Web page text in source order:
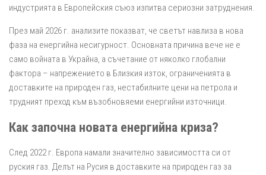
индустрията в Европейския съюз изпитва сериозни затруднения.
През май 2026 г. анализите показват, че светът навлиза в нова
фаза на енергийна несигурност. Основната причина вече не е
само войната в Украйна, а съчетание от няколко глобални
фактора – напрежението в Близкия изток, ограниченията в
доставките на природен газ, нестабилните цени на петрола и
трудният преход към възобновяеми енергийни източници.
Как започна новата енергийна криза?
След 2022 г. Европа намали значително зависимостта си от
руския газ. Делът на Русия в доставките на природен газ за